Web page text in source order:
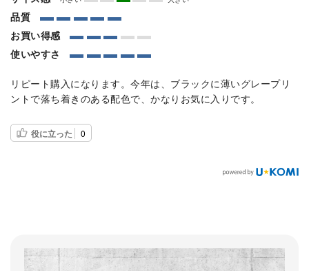
品質
お買い得感
使いやすさ
リピート購入になります。今年は、ブラックに薄いグレープリ
ントで落ち着きのある配色で、かなりお気に入りです。
役に立った 0